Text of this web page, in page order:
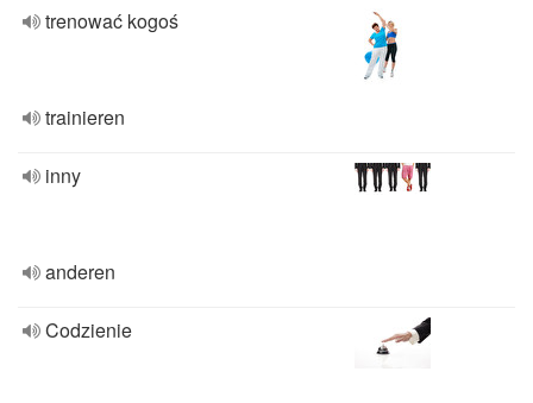
trenować kogoś
trainieren
inny
anderen
Codzienie